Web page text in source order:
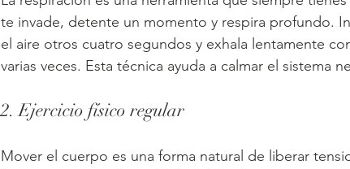
te invade, detente un momento y respira profundo.
el aire otros cuatro segundos y exhala lentamente
varias veces. Esta técnica ayuda a calmar el sistema
2. Ejercicio físico regular
Mover el cuerpo es una forma natural de liberar